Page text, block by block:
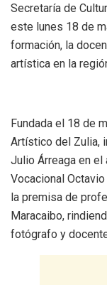
Secretaría de
este lunes 18 de
formación, la
artística en la
Fundada el 18 de
Artístico del Zulia,
Julio Árreaga en el
Vocacional
la premisa de
Maracaibo,
fotógrafo y